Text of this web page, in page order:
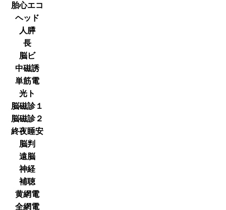
胎心エコ
ヘッド
人膵
長
脳ビ
中磁誘
単筋電
光ト
脳磁診１
脳磁診２
終夜睡安
脳判
遠脳
神経
補聴
黄網電
全網電